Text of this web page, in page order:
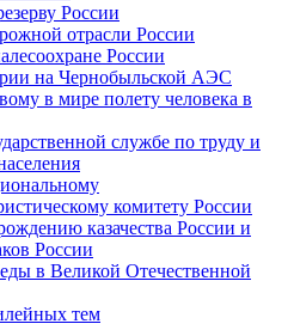
России
отрасли России
России
на Чернобыльской АЭС
в мире полету человека в
службе по труду и
комитету России
казачества России и
России
в Великой Отечественной
тем